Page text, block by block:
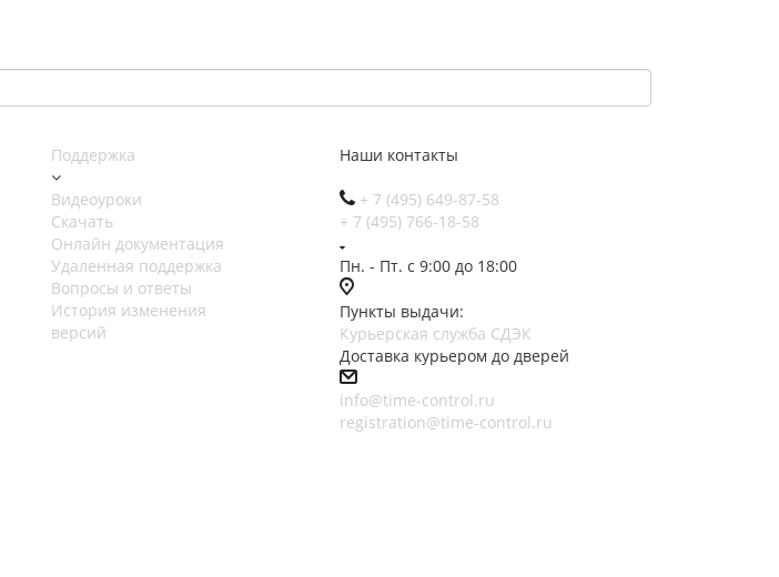
Поддержка
Видеоуроки
Скачать
Онлайн документация
Удаленная поддержка
Вопросы и ответы
История изменения
версий
Наши контакты
+ 7 (495) 649-87-58
+ 7 (495) 766-18-58
Пн. - Пт. с 9:00 до 18:00
Пункты выдачи:
Курьерская служба СДЭК
Доставка курьером до дверей
info@time-control.ru
registration@time-control.ru